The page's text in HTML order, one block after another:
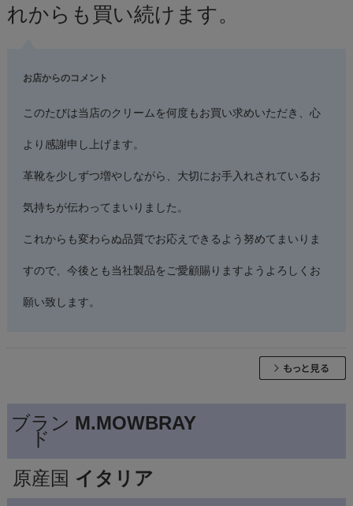
れからも買い続けます。
お店からのコメント
このたびは当店のクリームを何度もお買い求めいただき、心
より感謝申し上げます。
革靴を少しずつ増やしながら、大切にお手入れされているお
気持ちが伝わってまいりました。
これからも変わらぬ品質でお応えできるよう努めてまいりま
すので、今後とも当社製品をご愛顧賜りますようよろしくお
願い致します。
ブラン
ド
M.MOWBRAY
原産国 イタリア